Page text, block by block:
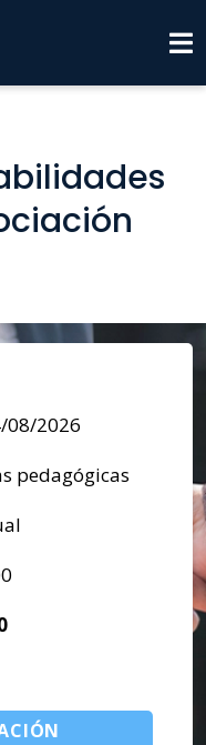
08/2026
pedagógicas